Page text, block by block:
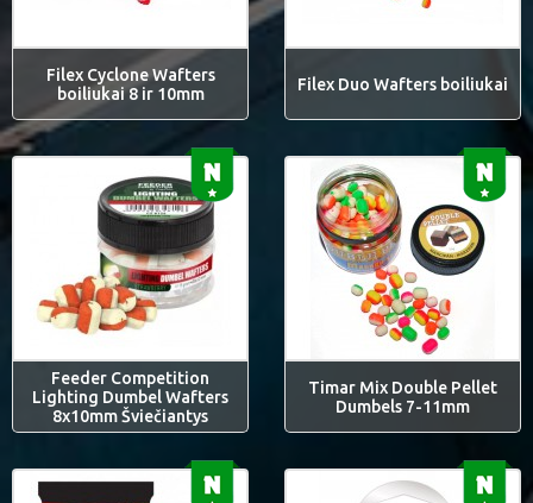
Filex Cyclone Wafters
boiliukai 8 ir 10mm
Filex Duo Wafters boiliukai
Feeder Competition
Lighting Dumbel Wafters
8x10mm Šviečiantys
Timar Mix Double Pellet
Dumbels 7-11mm